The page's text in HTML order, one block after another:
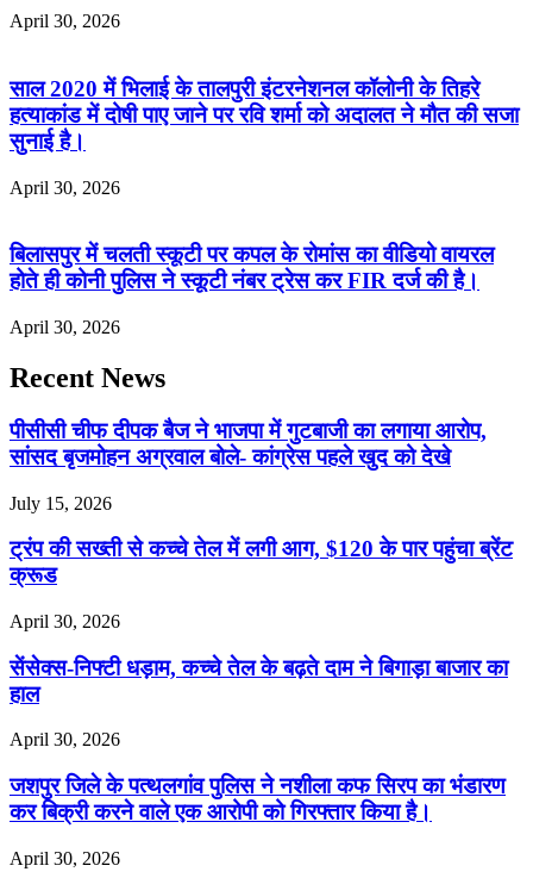
April 30, 2026
साल 2020 में भिलाई के तालपुरी इंटरनेशनल कॉलोनी के तिहरे
हत्याकांड में दोषी पाए जाने पर रवि शर्मा को अदालत ने मौत की सजा
सुनाई है।
April 30, 2026
बिलासपुर में चलती स्कूटी पर कपल के रोमांस का वीडियो वायरल
होते ही कोनी पुलिस ने स्कूटी नंबर ट्रेस कर FIR दर्ज की है।
April 30, 2026
Recent News
पीसीसी चीफ दीपक बैज ने भाजपा में गुटबाजी का लगाया आरोप,
सांसद बृजमोहन अग्रवाल बोले- कांग्रेस पहले खुद को देखे
July 15, 2026
ट्रंप की सख्ती से कच्चे तेल में लगी आग, $120 के पार पहुंचा ब्रेंट
क्रूड
April 30, 2026
सेंसेक्स-निफ्टी धड़ाम, कच्चे तेल के बढ़ते दाम ने बिगाड़ा बाजार का
हाल
April 30, 2026
जशपुर जिले के पत्थलगांव पुलिस ने नशीला कफ सिरप का भंडारण
कर बिक्री करने वाले एक आरोपी को गिरफ्तार किया है।
April 30, 2026